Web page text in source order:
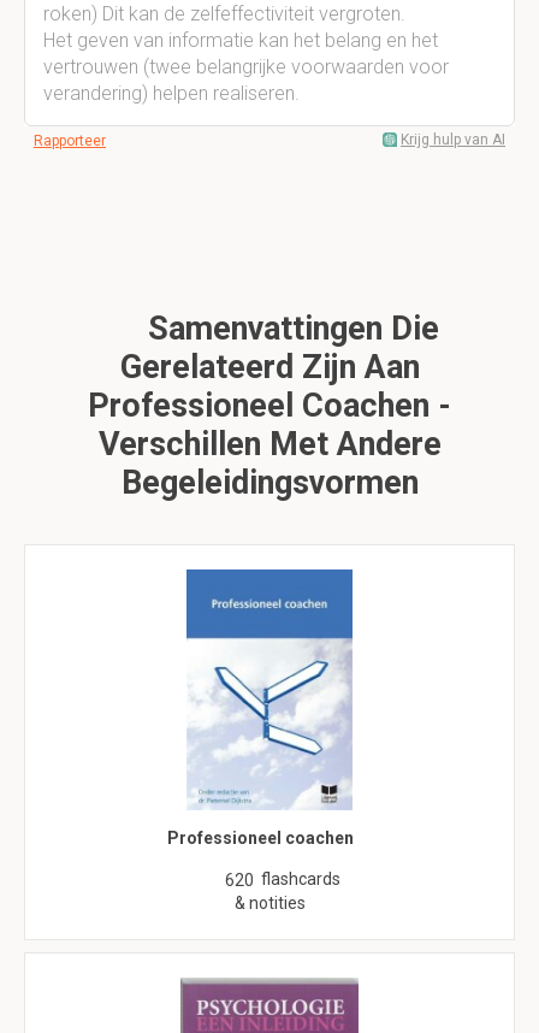
roken) Dit kan de zelfeffectiviteit vergroten.
Het geven van informatie kan het belang en het
vertrouwen (twee belangrijke voorwaarden voor
verandering) helpen realiseren.
Rapporteer Krijg hulp van AI
Samenvattingen Die
Gerelateerd Zijn Aan
Professioneel Coachen -
Verschillen Met Andere
Begeleidingsvormen
Professioneel coachen
620 flashcards
& notities